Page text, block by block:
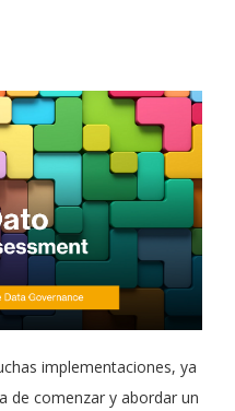
implementaciones, ya
de comenzar y abordar un